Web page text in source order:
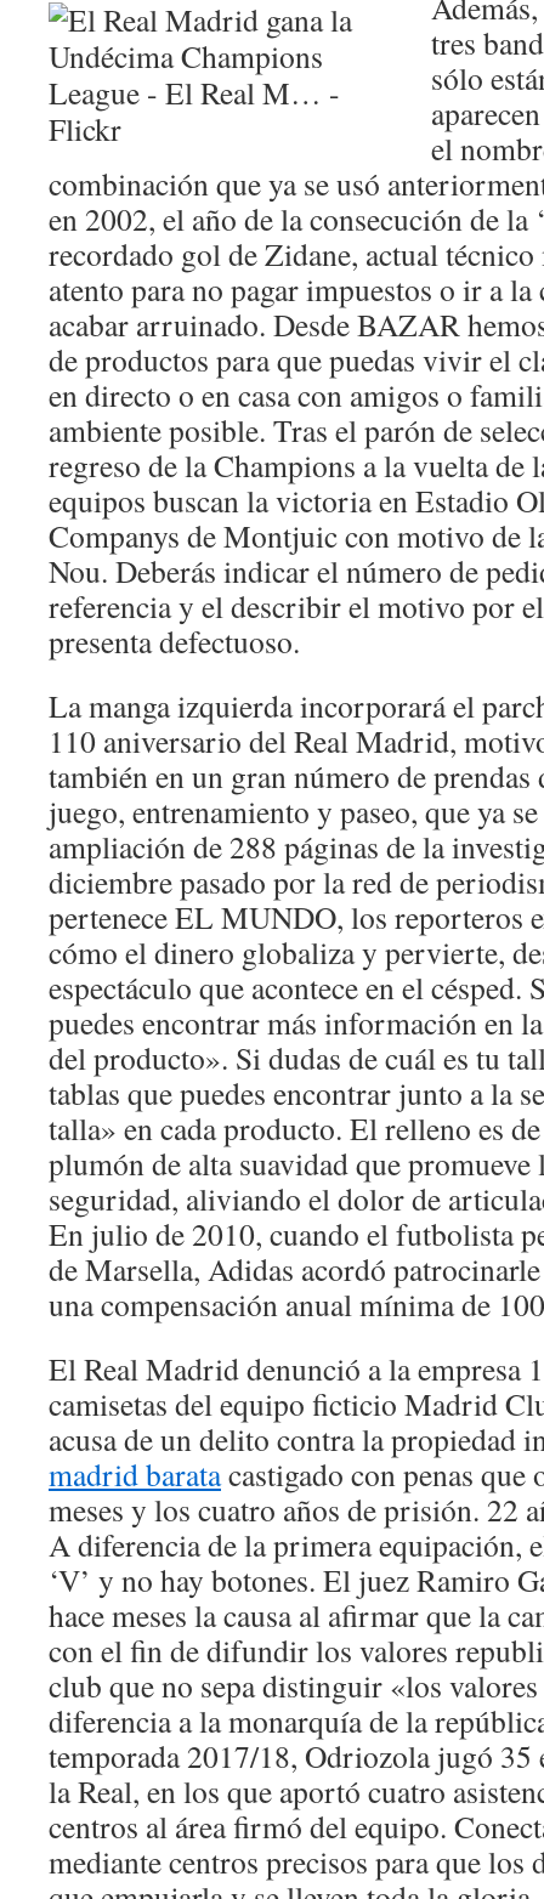
tres
sólo
el
combinación que ya se usó
en 2002, el año de la consecución de la
recordado gol de Zidane, actual
atento para no pagar impuestos o ir a
acabar arruinado. Desde BAZAR
de productos para que puedas vivir el
en directo o en casa con amigos o
ambiente posible. Tras el parón de
regreso de la Champions a la vuelta de
equipos buscan la victoria en Estadio
Companys de Montjuic con motivo de
Nou. Deberás indicar el número de
referencia y el describir el motivo por
presenta defectuoso.
La manga izquierda incorporará el
110 aniversario del Real Madrid,
también en un gran número de prendas
juego, entrenamiento y paseo, que ya
ampliación de 288 páginas de la
diciembre pasado por la red de
pertenece EL MUNDO, los reporteros
cómo el dinero globaliza y pervierte,
espectáculo que acontece en el césped.
puedes encontrar más información en
del producto». Si dudas de cuál es tu
tablas que puedes encontrar junto a la
talla» en cada producto. El relleno es
plumón de alta suavidad que promueve
seguridad, aliviando el dolor de
En julio de 2010, cuando el futbolista
de Marsella, Adidas acordó
una compensación anual mínima de
El Real Madrid denunció a la empresa
camisetas del equipo ficticio Madrid
acusa de un delito contra la propiedad
madrid baratacastigado con penas que
meses y los cuatro años de prisión. 22
A diferencia de la primera equipación,
‘V’ y no hay botones. El juez Ramiro
hace meses la causa al afirmar que la
con el fin de difundir los valores
club que no sepa distinguir «los
diferencia a la monarquía de la
temporada 2017/18, Odriozola jugó 35
la Real, en los que aportó cuatro
centros al área firmó del equipo.
mediante centros precisos para que los